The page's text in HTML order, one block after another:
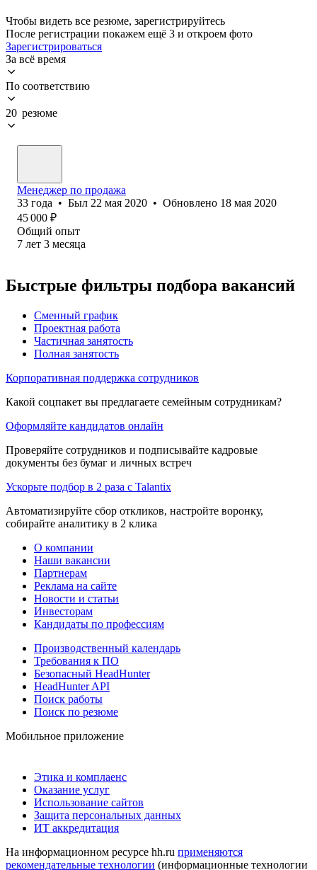
Чтобы видеть все резюме, зарегистрируйтесь
После регистрации покажем ещё 3 и откроем фото
Зарегистрироваться
За всё время
По соответствию
20 резюме
Менеджер по продажа
33 года • Был 22 мая 2020 • Обновлено 18 мая 2020
45 000 ₽
Общий опыт
7 лет 3 месяца
Быстрые фильтры подбора вакансий
Сменный график
Проектная работа
Частичная занятость
Полная занятость
Корпоративная поддержка сотрудников
Какой соцпакет вы предлагаете семейным сотрудникам?
Оформляйте кандидатов онлайн
Проверяйте сотрудников и подписывайте кадровые
документы без бумаг и личных встреч
Ускорьте подбор в 2 раза с Talantix
Автоматизируйте сбор откликов, настройте воронку,
собирайте аналитику в 2 клика
О компании
Наши вакансии
Партнерам
Реклама на сайте
Новости и статьи
Инвесторам
Кандидаты по профессиям
Производственный календарь
Требования к ПО
Безопасный HeadHunter
HeadHunter API
Поиск работы
Поиск по резюме
Мобильное приложение
Этика и комплаенс
Оказание услуг
Использование сайтов
Защита персональных данных
ИТ аккредитация
На информационном ресурсе hh.ru применяются
рекомендательные технологии (информационные технологии